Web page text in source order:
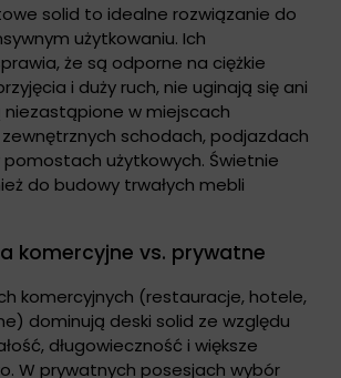
solid to idealne rozwiązanie do
użytkowaniu. Ich
że są odporne na ciężkie
i duży ruch, nie uginają się ani
niezastąpione w miejscach
schodach, podjazdach
pomostach użytkowych. Świetnie
do budowy trwałych mebli
komercyjne vs. prywatne
komercyjnych (restauracje, hotele,
dominują deski solid ze względu
długowieczność i większe
W prywatnych posesjach wybór